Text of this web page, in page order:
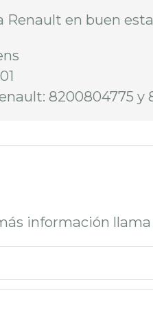
Renault en buen
8200804775 y
información llama